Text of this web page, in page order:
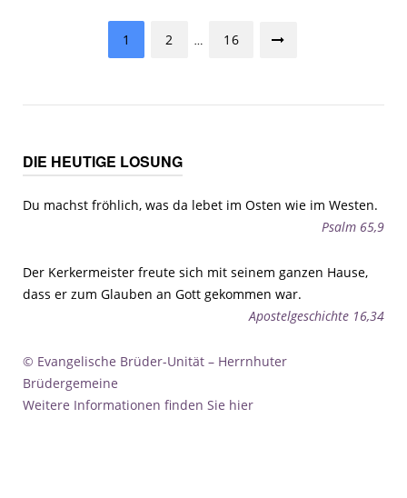
Seitennummerierung
Beiträge
1 2 … 16
DIE HEUTIGE LOSUNG
Du machst fröhlich, was da lebet im Osten wie im Westen.
Psalm 65,9
Der Kerkermeister freute sich mit seinem ganzen Hause,
dass er zum Glauben an Gott gekommen war.
Apostelgeschichte 16,34
© Evangelische Brüder-Unität – Herrnhuter
Brüdergemeine
Weitere Informationen finden Sie hier